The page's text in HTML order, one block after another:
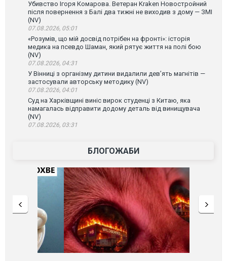
Убивство Ігоря Комарова. Ветеран Kraken Новостройний
після повернення з Балі два тижні не виходив з дому — ЗМІ
(NV)
07.08.2026, 05:01
«Розумів, що мій досвід потрібен на фронті»: історія
медика на псевдо Шаман, який рятує життя на полі бою
(NV)
07.08.2026, 04:31
У Вінниці з організму дитини видалили дев’ять магнітів —
застосували авторську методику (NV)
07.08.2026, 04:01
Суд на Харківщині виніс вирок студенці з Китаю, яка
намагалась відправити додому деталь від винищувача
(NV)
07.08.2026, 03:31
БЛОГОЖАБИ